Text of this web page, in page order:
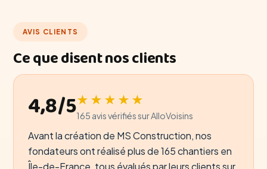
AVIS CLIENTS
Ce que disent nos clients
4,8/5★★★★★
165 avis vérifiés sur AlloVoisins
Avant la création de MS Construction, nos
fondateurs ont réalisé plus de 165 chantiers en
Île-de-France, tous évalués par leurs clients sur